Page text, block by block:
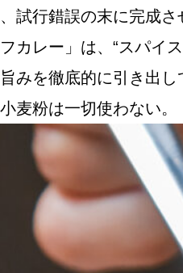
試行錯誤の末に完成さ
カレー」は、“スパイ
みを徹底的に引き出
麦粉は一切使わない